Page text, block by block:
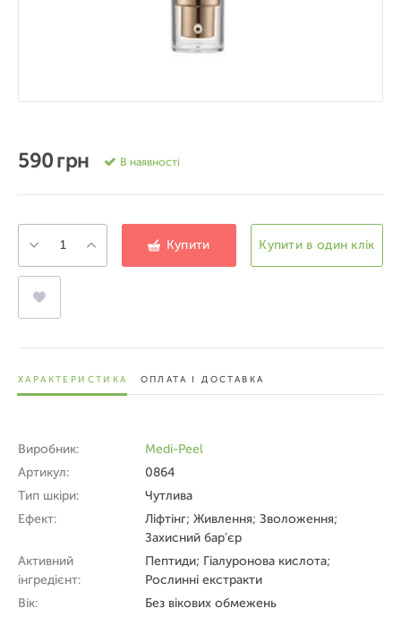
590 грн В наявності
Купити Купити в один клік
ХАРАКТЕРИСТИКА ОПЛАТА І ДОСТАВКА
Виробник:
Medi-Peel
Артикул:
0864
Тип шкіри:
Чутлива
Ефект:
Ліфтінг; Живлення; Зволоження;
Захисний бар'єр
Активний
інгредієнт:
Пептиди; Гіалуронова кислота;
Рослинні екстракти
Вік:
Без вікових обмежень